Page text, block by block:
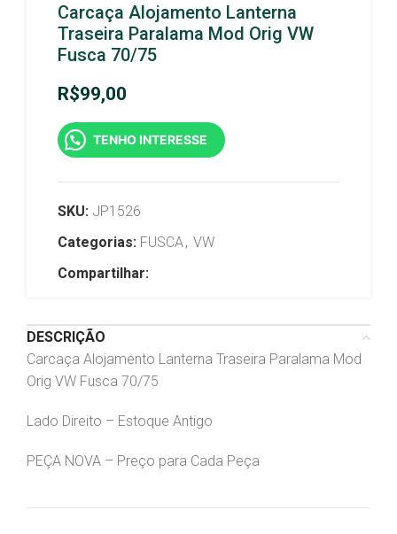
Carcaça Alojamento Lanterna
Traseira Paralama Mod Orig VW
Fusca 70/75
R$99,00
TENHO INTERESSE
SKU: JP1526
Categorias: FUSCA, VW
Compartilhar:
DESCRIÇÃO
Carcaça Alojamento Lanterna Traseira Paralama Mod
Orig VW Fusca 70/75
Lado Direito – Estoque Antigo
PEÇA NOVA – Preço para Cada Peça